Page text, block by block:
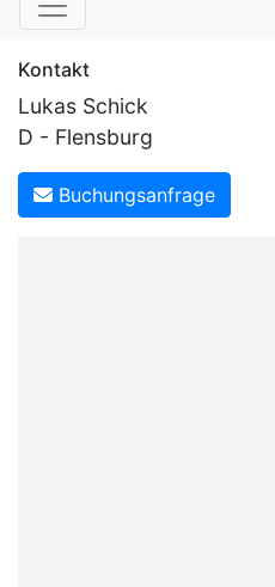
Kontakt
Lukas Schick
D - Flensburg
Buchungsanfrage